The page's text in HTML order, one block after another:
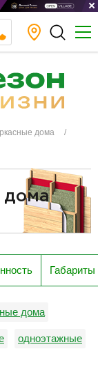
дома
дома
Габариты
дома
одноэтажные